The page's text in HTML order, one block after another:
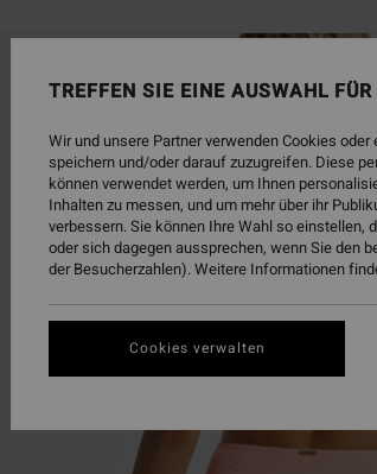
TREFFEN SIE EINE AUSWAHL
Wir und unsere Partner verwenden Cookies
speichern und/oder darauf zuzugreifen. Diese
können verwendet werden, um Ihnen
Inhalten zu messen, und um mehr über ihr
verbessern. Sie können Ihre Wahl so einstellen,
oder sich dagegen aussprechen, wenn Sie den
der Besucherzahlen). Weitere Informationen
Cookies verwalten